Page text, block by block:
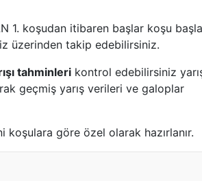
1. koşudan itibaren başlar koşu
üzerinden takip edebilirsiniz.
tahminleri kontrol edebilirsiniz
geçmiş yarış verileri ve galoplar
koşulara göre özel olarak hazırlanır.